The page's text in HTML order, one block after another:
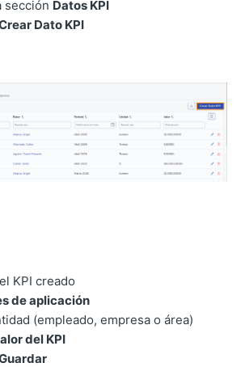
sección Datos KPI
Dato KPI
KPI creado
de aplicación
(empleado, empresa o área)
del KPI